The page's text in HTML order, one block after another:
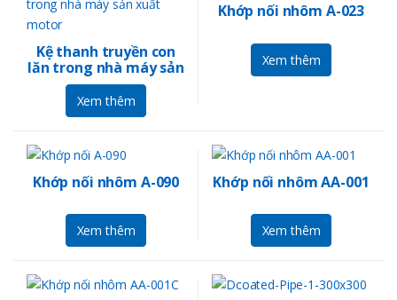
Kệ thanh truyền con
lăn trong nhà máy sản
xuất motor
Xem thêm
Khớp nối nhôm A-023
Xem thêm
Khớp nối nhôm A-090
Xem thêm
Khớp nối nhôm AA-001
Xem thêm